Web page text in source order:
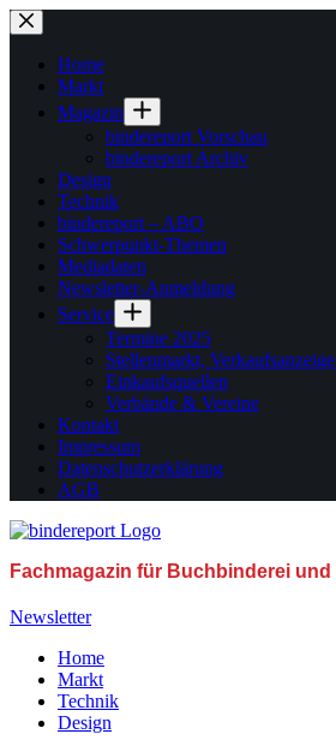
Zum
Inhalt
springenHome
Markt
Magazin
bindereport Vorschau
bindereport Archiv
Design
Technik
bindereport – ABO
Schwerpunkt-Themen
Mediadaten
Newsletter-Anmeldung
Service
Termine 2025
Stellenmarkt,
Einkaufsquellen
Verbände & Vereine
Kontakt
Impressum
Datenschutzerklärung
AGB
Fachmagazin für Buchbinderei
Newsletter
Home
Markt
Technik
Design